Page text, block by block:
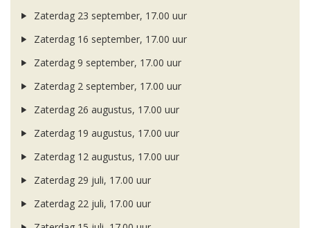
Zaterdag 23 september, 17.00 uur
Zaterdag 16 september, 17.00 uur
Zaterdag 9 september, 17.00 uur
Zaterdag 2 september, 17.00 uur
Zaterdag 26 augustus, 17.00 uur
Zaterdag 19 augustus, 17.00 uur
Zaterdag 12 augustus, 17.00 uur
Zaterdag 29 juli, 17.00 uur
Zaterdag 22 juli, 17.00 uur